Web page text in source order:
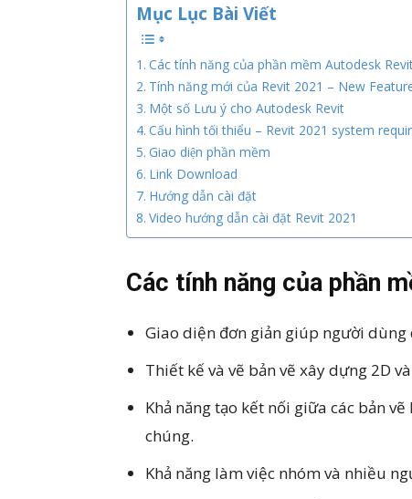
Mục Lục Bài Viết
Các tính năng của phần mềm Autodesk
Tính năng mới của Revit 2021 – New
Một số Lưu ý cho Autodesk Revit
Cấu hình tối thiểu – Revit 2021 system
Giao diện phần mềm
Link Download
Hướng dẫn cài đặt
Video hướng dẫn cài đặt Revit 2021
Các tính năng của phần
Giao diện đơn giản giúp người dùng
Thiết kế và vẽ bản vẽ xây dựng 2D
Khả năng tạo kết nối giữa các bản
chúng.
Khả năng làm việc nhóm và nhiều